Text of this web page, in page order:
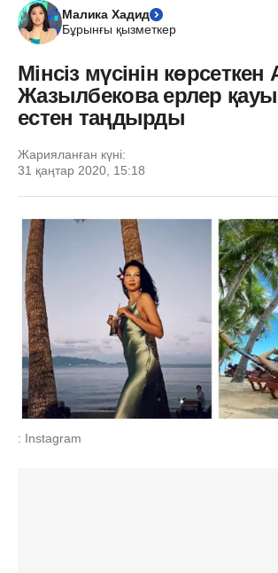
Малика Хадид
Бұрынғы қызметкер
Мінсіз мүсінін
Жазылбекова ерлер
естен таңдырды
Жарияланған күні:
31 қаңтар 2020, 15:18
: Instagram